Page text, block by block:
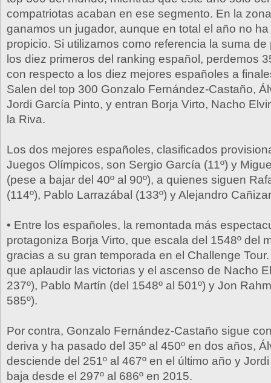
compatriotas acaban en ese segmento. En la
ganamos un jugador, aunque en total el año no
propicio. Si utilizamos como referencia la suma
los diez primeros del ranking español, perdemos
con respecto a los diez mejores españoles a
Salen del top 300 Gonzalo Fernández-Castaño,
Jordi García Pinto, y entran Borja Virto, Nacho
la Riva.
Los dos mejores españoles, clasificados
Juegos Olímpicos, son Sergio García (11º) y
(pese a bajar del 40º al 90º), a quienes siguen
(114º), Pablo Larrazábal (133º) y Alejandro
• Entre los españoles, la remontada más
protagoniza Borja Virto, que escala del 1548º del
gracias a su gran temporada en el Challenge
que aplaudir las victorias y el ascenso de Nacho
237º), Pablo Martín (del 1548º al 501º) y Jon
585º).
Por contra, Gonzalo Fernández-Castaño sigue
deriva y ha pasado del 35º al 450º en dos años,
desciende del 251º al 467º en el último año y
baja desde el 297º al 686º en 2015.